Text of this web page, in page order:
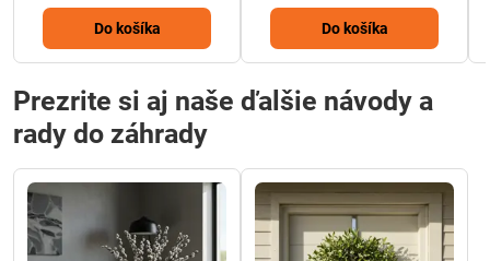
Do košíka Do košíka
Prezrite si aj naše ďalšie návody a
rady do záhrady